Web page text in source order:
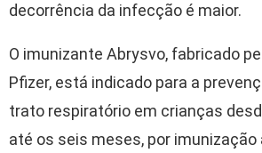
decorrência da infecção é maior.
O imunizante Abrysvo, fabricado
Pfizer, está indicado para a
trato respiratório em crianças
até os seis meses, por imunização